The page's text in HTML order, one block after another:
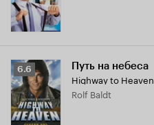
Рейтинг
Кинопоиска
6.6
6.6 Путь на небеса
Highway to Heaven
Rolf Baldt